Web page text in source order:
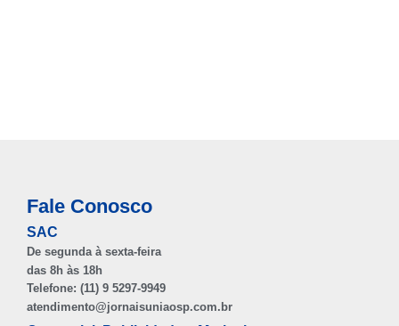
Fale Conosco
SAC
De segunda à sexta-feira
das 8h às 18h
Telefone: (11) 9 5297-9949
atendimento@jornaisuniaosp.com.br